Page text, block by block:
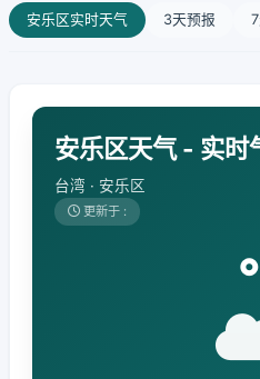
安乐区实时天气 3天预报
安乐区天气 - 实时
台湾 · 安乐区
更新于 :
°